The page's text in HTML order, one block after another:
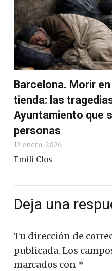
Barcelona. Morir
tienda: las
Ayuntamiento que
personas
12 enero, 2026
Emili Clos
Deja una
Tu dirección de
publicada. Los
marcados con *